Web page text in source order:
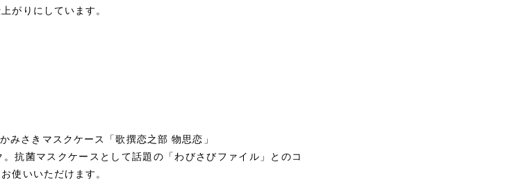
がりにしています。
みさきマスクケース「歌撰恋之部 物思恋」
抗菌マスクケースとして話題の「わびさびファイル」とのコ
使いいただけます。